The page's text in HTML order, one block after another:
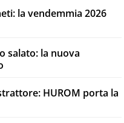
la vendemmia 2026
salato: la nuova
HUROM porta la